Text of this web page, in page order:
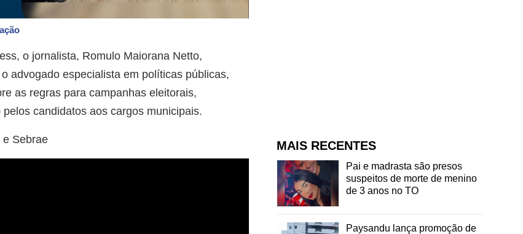
o jornalista, Romulo Maiorana Netto,
advogado especialista em políticas públicas,
as regras para campanhas eleitorais,
candidatos aos cargos municipais.
e Sebrae MAIS RECENTES
Pai e madrasta são presos
suspeitos de morte de menino
de 3 anos no TO
Paysandu lança promoção de